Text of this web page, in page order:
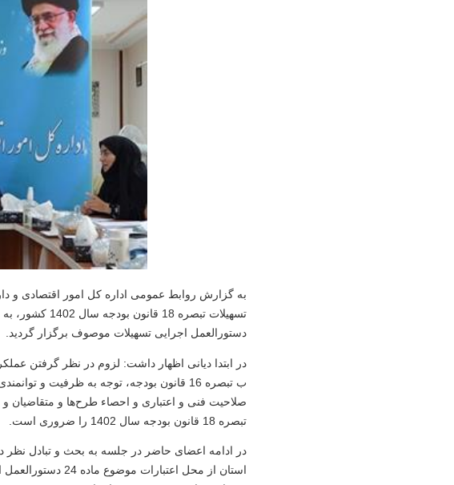
به گزارش روابط عمومی اداره کل امور اقتصادی و
تسهیلات
دستورالعمل اجرایی تسهیلات موصوف برگزار گردید.
در ابتدا
ب تبصره 16 قانون بودجه، توجه به ظرفیت و
صلاحیت فنی و اعتباری و احصاء طرح‌ها و متقاضیان
تبصره 18 قانون بودجه سال 1402 را ضروری است.
در ادامه اعضای حاضر در جلسه به بحث و تبادل نظر